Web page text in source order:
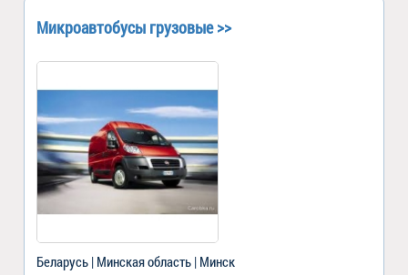
Микроавтобусы грузовые >>
Беларусь | Минская область | Минск